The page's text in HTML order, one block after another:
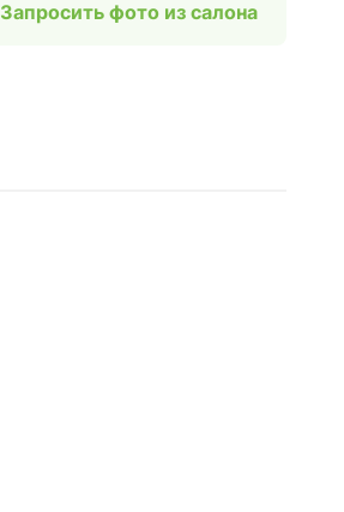
Запросить фото из салона